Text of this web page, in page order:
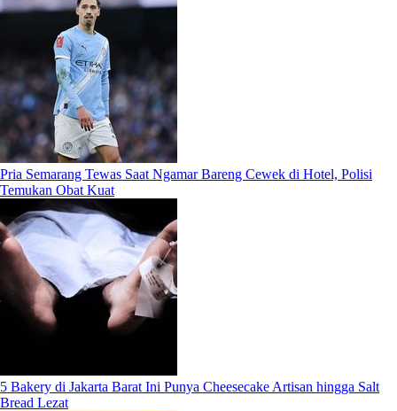
Pria Semarang Tewas Saat Ngamar Bareng Cewek di Hotel, Polisi
Temukan Obat Kuat
5 Bakery di Jakarta Barat Ini Punya Cheesecake Artisan hingga Salt
Bread Lezat